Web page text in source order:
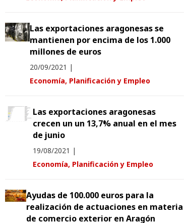
Las exportaciones aragonesas se
mantienen por encima de los 1.000
millones de euros
20/09/2021 |
Economía, Planificación y Empleo
Las exportaciones aragonesas
crecen un un 13,7% anual en el mes
de junio
19/08/2021 |
Economía, Planificación y Empleo
Ayudas de 100.000 euros para la
realización de actuaciones en materia
de comercio exterior en Aragón